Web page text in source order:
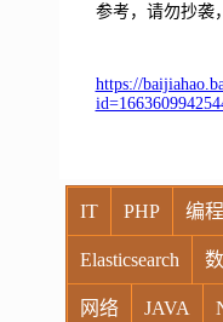
参考，请勿抄袭
https://
IT PHP 编
Elasticsearch
网络 JAVA